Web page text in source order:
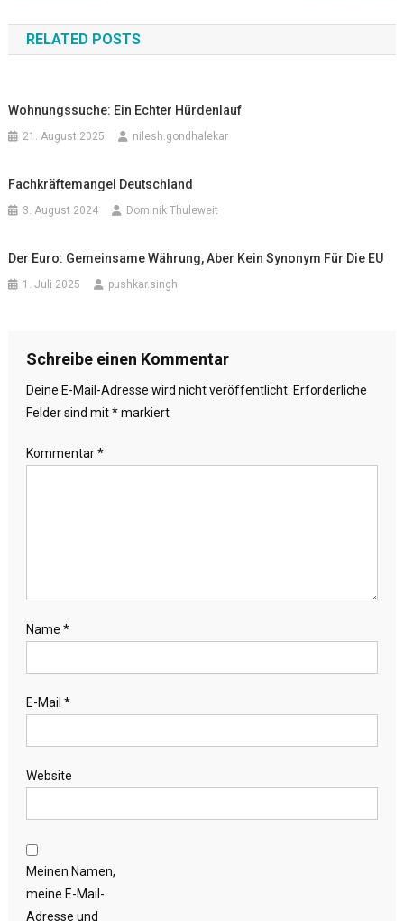
Navigation
RELATED POSTS
Wohnungssuche: Ein Echter Hürdenlauf
21. August 2025 nilesh.gondhalekar
Fachkräftemangel Deutschland
3. August 2024 Dominik Thuleweit
Der Euro: Gemeinsame Währung, Aber Kein Synonym Für Die EU
1. Juli 2025 pushkar.singh
Schreibe einen Kommentar
Deine E-Mail-Adresse wird nicht veröffentlicht. Erforderliche
Felder sind mit*markiert
Kommentar*
Name *
E-Mail *
Website
Meinen Namen,
meine E-Mail-
Adresse und